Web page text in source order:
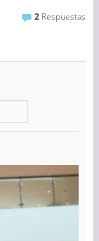
2 Respuestas